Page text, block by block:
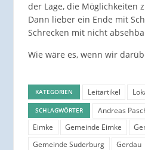
der Lage, die Möglichkeiten
Dann lieber ein Ende mit
Schrecken mit nicht
Wie wäre es, wenn wir
KATEGORIEN Leitartikel
SCHLAGWÖRTER Andreas
Eimke
Gemeinde Eimke
Gemeinde Suderburg
Gerdau